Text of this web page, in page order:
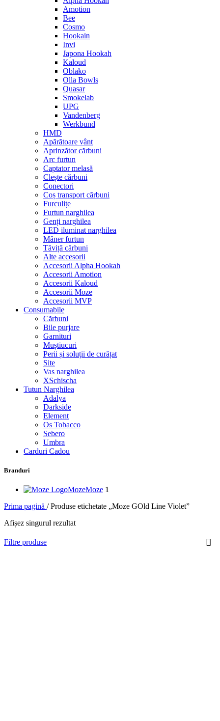
Amotion
Bee
Cosmo
Hookain
Invi
Japona Hookah
Kaloud
Oblako
Olla Bowls
Quasar
Smokelab
UPG
Vandenberg
Werkbund
HMD
Apărătoare vânt
Aprinzător cărbuni
Arc furtun
Captator melasă
Clește cărbuni
Conectori
Coș transport cărbuni
Furculițe
Furtun narghilea
Genți narghilea
LED iluminat narghilea
Mâner furtun
Tăviță cărbuni
Alte accesorii
Accesorii Alpha Hookah
Accesorii Amotion
Accesorii Kaloud
Accesorii Moze
Accesorii MVP
Consumabile
Cărbuni
Bile purjare
Garnituri
Muștiucuri
Perii și soluții de curățat
Site
Vas narghilea
XSchischa
Tutun Narghilea
Adalya
Darkside
Element
Os Tobacco
Sebero
Umbra
Carduri Cadou
Branduri
MozeMoze 1
Prima pagină / Produse etichetate „Moze GOld Line Violet”
Afișez singurul rezultat
Filtre produse